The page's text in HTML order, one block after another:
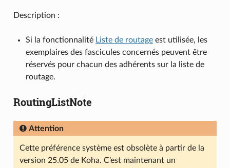
Description :
Si la fonctionnalité Liste de routageest utilisée, les
exemplaires des fascicules concernés peuvent être
réservés pour chacun des adhérents sur la liste de
routage.
RoutingListNote
Attention
Cette préférence système est obsolète à partir de la
version 25.05 de Koha. C’est maintenant un